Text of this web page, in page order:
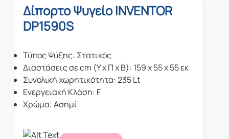
Δίπορτο Ψυγείο INVENTOR
DP1590S
Τύπος Ψύξης: Στατικός
Διαστάσεις σε cm (Υ x Π x Β): 159 x 55 x 55 εκ
Συνολική χωρητικότητα: 235 Lt
Ενεργειακή Κλάση: F
Χρώμα: Ασημί